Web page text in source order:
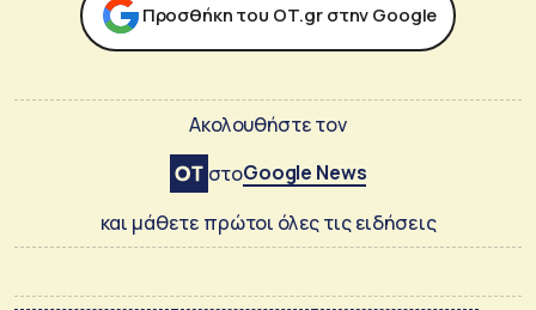
Προσθήκη του ΟΤ.gr στην Google
Ακολουθήστε τον
στοGoogle News
και μάθετε πρώτοι όλες τις ειδήσεις